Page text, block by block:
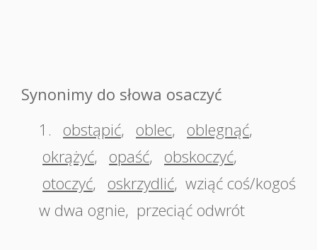
Synonimy do słowa osaczyć
1.
obstąpić, oblec, oblegnąć,
okrążyć, opaść, obskoczyć,
otoczyć, oskrzydlić, wziąć coś/kogoś
w dwa ognie, przeciąć odwrót